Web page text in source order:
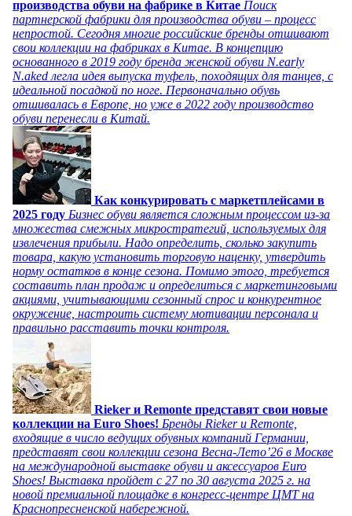
производства обуви на фабрике в Китае Поиск
партнерской фабрики для производства обуви – процесс
непростой. Сегодня многие российские бренды отшивают
свои коллекции на фабриках в Китае. В концепцию
основанного в 2019 году бренда женской обуви N.early
N.aked легла идея выпуска туфель, походящих для танцев, с
идеальной посадкой по ноге. Первоначально обувь
отшивалась в Европе, но уже в 2022 году производство
обуви перенесли в Китай.
Как конкурировать с маркетплейсами в
2025 году Бизнес обуви является сложным процессом из-за
множества смежных микростратегий, используемых для
извлечения прибыли. Надо определить, сколько закупить
товара, какую установить торговую наценку, утвердить
норму остатков в конце сезона. Помимо этого, требуется
составить план продаж и определиться с маркетинговыми
акциями, учитывающими сезонный спрос и конкурентное
окружение, настроить систему мотивации персонала и
правильно расставить точки контроля.
Rieker и Remonte представят свои новые
коллекции на Euro Shoes! Бренды Rieker и Remonte,
входящие в число ведущих обувных компаний Германии,
представят свои коллекции сезона Весна-Лето’26 в Москве
на международной выставке обуви и аксессуаров Euro
Shoes! Выставка пройдет c 27 по 30 августа 2025 г. на
новой премиальной площадке в конгресс-центре ЦМТ на
Краснопресненской набережной.